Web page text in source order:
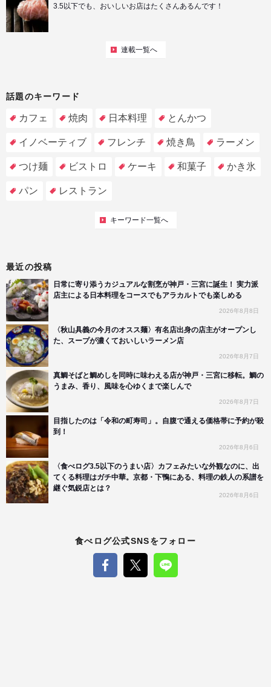
3.5以下でも、おいしいお店はたくさんあるんです！
連載一覧へ
話題のキーワード
カフェ 焼肉 日本料理 とんかつ
イノベーティブ フレンチ 焼き鳥 ラーメン
つけ麺 ビストロ ケーキ 和菓子 かき氷
パン レストラン
キーワード一覧へ
最近の投稿
日常に寄り添うカジュアルな割烹が神戸・三宮に誕生！ 実力派
店主による日本料理をコースでもアラカルトでも楽しめる
2026年8月8日
〈秋山具義の今月のオスス麺〉有名店出身の店主がオープンし
た、スープが濃くておいしいラーメン店
2026年8月7日
真鯛そばと鯛めしを同時に味わえる店が神戸・三宮に移転。鯛の
うまみ、香り、風味を心ゆくまで楽しんで
2026年8月7日
目指したのは「令和の町寿司」。自腹で通える価格帯に予約が殺
到！
2026年8月6日
〈食べログ3.5以下のうまい店〉カフェみたいな外観なのに、出
てくる料理はガチ中華。京都・下鴨にある、料理の鉄人の系譜を
継ぐ気鋭店とは？
2026年8月6日
食べログ公式SNSをフォロー